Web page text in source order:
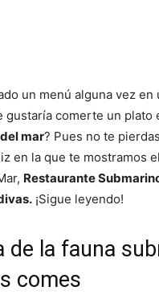
un menú alguna vez en
gustaría comerte un plato
mar? Pues no te
en la que te mostramos
Restaurante
¡Sigue leyendo!
de la fauna
comes